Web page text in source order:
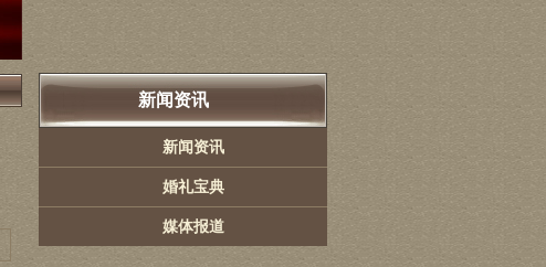
新闻资讯
新闻资讯
婚礼宝典
媒体报道